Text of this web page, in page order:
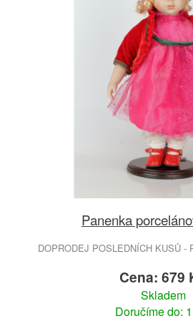
Panenka
DOPRODEJ POSLEDNÍCH KUSŮ -
Cena: 679
Skladem
Doručíme do: